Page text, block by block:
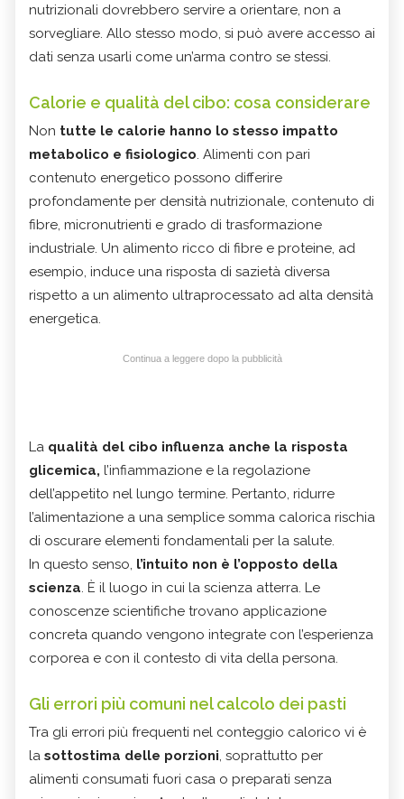
nutrizionali dovrebbero servire a orientare, non a
sorvegliare. Allo stesso modo, si può avere accesso ai
dati senza usarli come un’arma contro se stessi.
Calorie e qualità del cibo: cosa considerare
Non tutte le calorie hanno lo stesso impatto
metabolico e fisiologico. Alimenti con pari
contenuto energetico possono differire
profondamente per densità nutrizionale, contenuto di
fibre, micronutrienti e grado di trasformazione
industriale. Un alimento ricco di fibre e proteine, ad
esempio, induce una risposta di sazietà diversa
rispetto a un alimento ultraprocessato ad alta densità
energetica.
Continua a leggere dopo la pubblicità
La qualità del cibo influenza anche la risposta
glicemica, l’infiammazione e la regolazione
dell’appetito nel lungo termine. Pertanto, ridurre
l’alimentazione a una semplice somma calorica rischia
di oscurare elementi fondamentali per la salute.
In questo senso, l’intuito non è l’opposto della
scienza. È il luogo in cui la scienza atterra. Le
conoscenze scientifiche trovano applicazione
concreta quando vengono integrate con l’esperienza
corporea e con il contesto di vita della persona.
Gli errori più comuni nel calcolo dei pasti
Tra gli errori più frequenti nel conteggio calorico vi è
la sottostima delle porzioni, soprattutto per
alimenti consumati fuori casa o preparati senza